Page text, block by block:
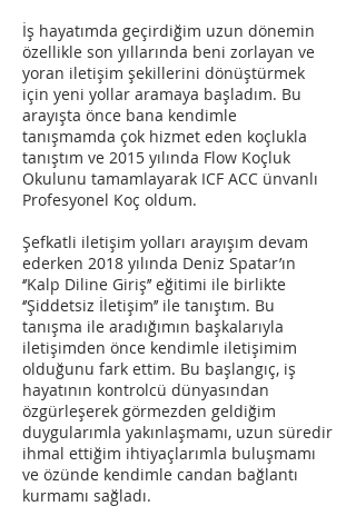
İş hayatımda geçirdiğim uzun dönemin
özellikle son yıllarında beni zorlayan ve
yoran iletişim şekillerini dönüştürmek
için yeni yollar aramaya başladım. Bu
arayışta önce bana kendimle
tanışmamda çok hizmet eden koçlukla
tanıştım ve 2015 yılında Flow Koçluk
Okulunu tamamlayarak ICF ACC ünvanlı
Profesyonel Koç oldum.
Şefkatli iletişim yolları arayışım devam
ederken 2018 yılında Deniz Spatar’ın
‘’Kalp Diline Giriş’’ eğitimi ile birlikte
‘’Şiddetsiz İletişim’’ ile tanıştım. Bu
tanışma ile aradığımın başkalarıyla
iletişimden önce kendimle iletişimim
olduğunu fark ettim. Bu başlangıç, iş
hayatının kontrolcü dünyasından
özgürleşerek görmezden geldiğim
duygularımla yakınlaşmamı, uzun süredir
ihmal ettiğim ihtiyaçlarımla buluşmamı
ve özünde kendimle candan bağlantı
kurmamı sağladı.